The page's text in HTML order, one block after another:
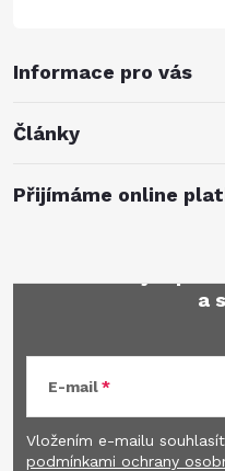
Informace pro vás
Články
Přijímáme online
a
E-mail
Vložením e-mailu
podmínkami ochrany